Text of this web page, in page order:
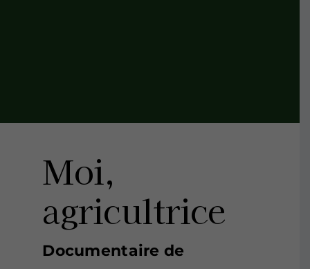
Moi,
agricultrice
Documentaire de